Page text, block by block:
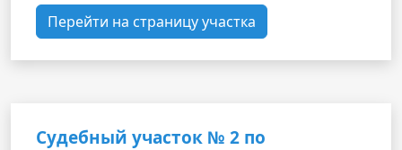
Перейти на страницу участка
Судебный участок № 2 по